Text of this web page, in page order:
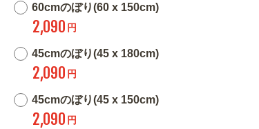
60cmのぼり(60 x 150cm)
2,090 円
45cmのぼり(45 x 180cm)
2,090 円
45cmのぼり(45 x 150cm)
2,090 円